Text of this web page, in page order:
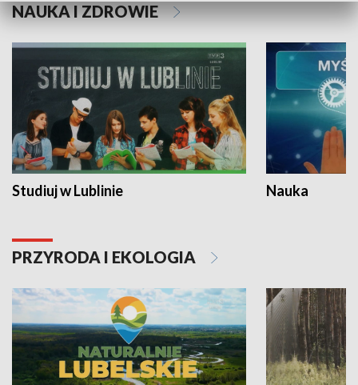
NAUKA I ZDROWIE
Studiuj w Lublinie Nauka
PRZYRODA I EKOLOGIA